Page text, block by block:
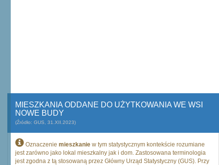
MIESZKANIA ODDANE DO UŻYTKOWANIA WE WSI
NOWE BUDY
(Źródło: GUS, 31.XII.2023)
Oznaczenie mieszkanie w tym statystycznym kontekście rozumiane
jest zarówno jako lokal mieszkalny jak i dom. Zastosowana terminologia
jest zgodna z tą stosowaną przez Główny Urząd Statystyczny (GUS). Przy